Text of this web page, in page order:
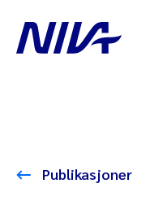
Publikasjoner